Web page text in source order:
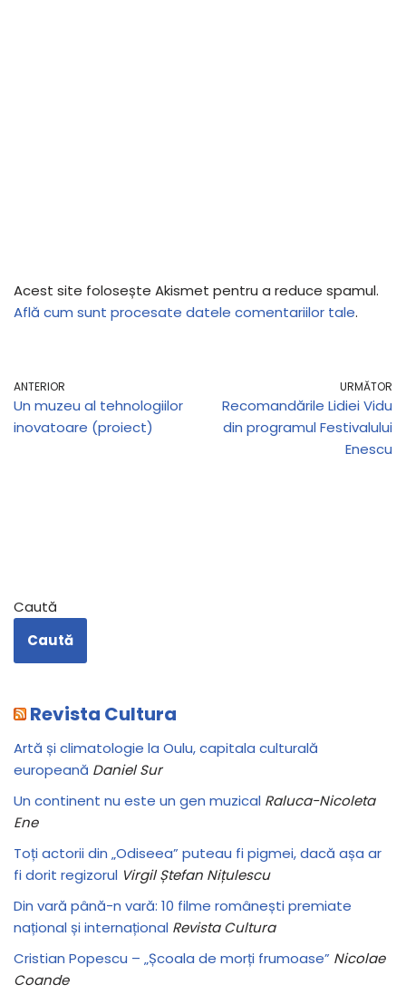
Acest site folosește Akismet pentru a reduce spamul.
Află cum sunt procesate datele comentariilor tale.
ANTERIOR
Un muzeu al tehnologiilor
inovatoare (proiect)
URMĂTOR
Recomandările Lidiei Vidu
din programul Festivalului
Enescu
Caută
Caută
Revista Cultura
Artă și climatologie la Oulu, capitala culturală
europeană Daniel Sur
Un continent nu este un gen muzical Raluca-Nicoleta
Ene
Toți actorii din „Odiseea” puteau fi pigmei, dacă așa ar
fi dorit regizorul Virgil Ștefan Nițulescu
Din vară până-n vară: 10 filme românești premiate
național și internațional Revista Cultura
Cristian Popescu – „Școala de morți frumoase” Nicolae
Coande